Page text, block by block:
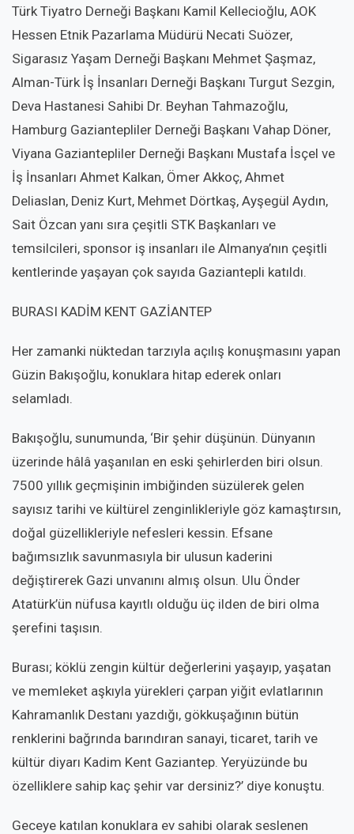
Türk Tiyatro Derneği Başkanı Kamil Kellecioğlu, AOK
Hessen Etnik Pazarlama Müdürü Necati Suözer,
Sigarasız Yaşam Derneği Başkanı Mehmet Şaşmaz,
Alman-Türk İş İnsanları Derneği Başkanı Turgut Sezgin,
Deva Hastanesi Sahibi Dr. Beyhan Tahmazoğlu,
Hamburg Gaziantepliler Derneği Başkanı Vahap Döner,
Viyana Gaziantepliler Derneği Başkanı Mustafa İsçel ve
İş İnsanları Ahmet Kalkan, Ömer Akkoç, Ahmet
Deliaslan, Deniz Kurt, Mehmet Dörtkaş, Ayşegül Aydın,
Sait Özcan yanı sıra çeşitli STK Başkanları ve
temsilcileri, sponsor iş insanları ile Almanya’nın çeşitli
kentlerinde yaşayan çok sayıda Gaziantepli katıldı.
BURASI KADİM KENT GAZİANTEP
Her zamanki nüktedan tarzıyla açılış konuşmasını yapan
Güzin Bakışoğlu, konuklara hitap ederek onları
selamladı.
Bakışoğlu, sunumunda, ‘Bir şehir düşünün. Dünyanın
üzerinde hâlâ yaşanılan en eski şehirlerden biri olsun.
7500 yıllık geçmişinin imbiğinden süzülerek gelen
sayısız tarihi ve kültürel zenginlikleriyle göz kamaştırsın,
doğal güzellikleriyle nefesleri kessin. Efsane
bağımsızlık savunmasıyla bir ulusun kaderini
değiştirerek Gazi unvanını almış olsun. Ulu Önder
Atatürk’ün nüfusa kayıtlı olduğu üç ilden de biri olma
şerefini taşısın.
Burası; köklü zengin kültür değerlerini yaşayıp, yaşatan
ve memleket aşkıyla yürekleri çarpan yiğit evlatlarının
Kahramanlık Destanı yazdığı, gökkuşağının bütün
renklerini bağrında barındıran sanayi, ticaret, tarih ve
kültür diyarı Kadim Kent Gaziantep. Yeryüzünde bu
özelliklere sahip kaç şehir var dersiniz?’ diye konuştu.
Geceye katılan konuklara ev sahibi olarak seslenen